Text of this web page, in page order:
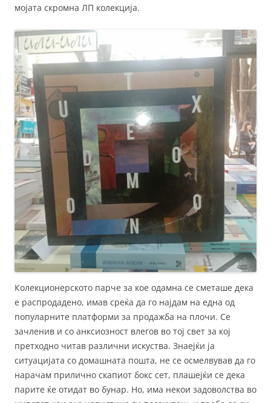
мојата скромна ЛП колекција.
Колекционерското парче за кое одамна се сметаше дека
е распродадено, имав среќа да го најдам на една од
популарните платформи за продажба на плочи. Се
зачленив и со анксиозност влегов во тој свет за кој
претходно читав различни искуства. Знаејќи ја
ситуацијата со домашната пошта, не се осмелвував да го
нарачам прилично скапиот бокс сет, плашејќи се дека
парите ќе отидат во бунар. Но, има некои задоволства во